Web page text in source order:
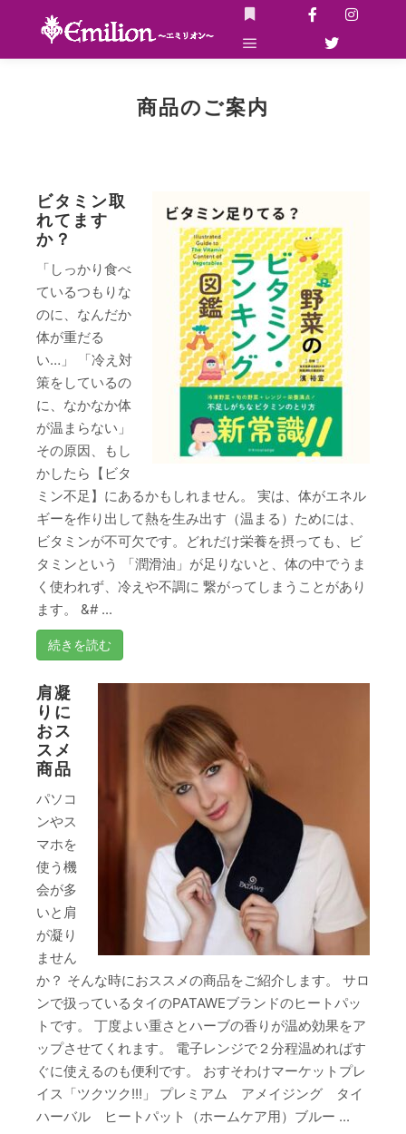
詳細
商品のご案内
ビタミン取
れてます
か？
「しっかり食べ
ているつもりな
のに、なんだか
体が重だる
い…」 「冷え対
策をしているの
に、なかなか体
が温まらない」
その原因、もし
かしたら【ビタ
ミン不足】にあるかもしれません。 実は、体がエネル
ギーを作り出して熱を生み出す（温まる）ためには、
ビタミンが不可欠です。どれだけ栄養を摂っても、ビ
タミンという 「潤滑油」が足りないと、体の中でうま
く使われず、冷えや不調に 繋がってしまうことがあり
ます。 &# ...
続きを読む
肩凝
りに
おス
スメ
商品
パソコ
ンやス
マホを
使う機
会が多
いと肩
が凝り
ません
か？ そんな時におススメの商品をご紹介します。 サロ
ンで扱っているタイのPATAWEブランドのヒートパッ
トです。 丁度よい重さとハーブの香りが温め効果をア
ップさせてくれます。 電子レンジで２分程温めればす
ぐに使えるのも便利です。 おすそわけマーケットプレ
イス「ツクツク!!!」 プレミアム アメイジング タイ
ハーバル ヒートパット（ホームケア用）ブルー ...